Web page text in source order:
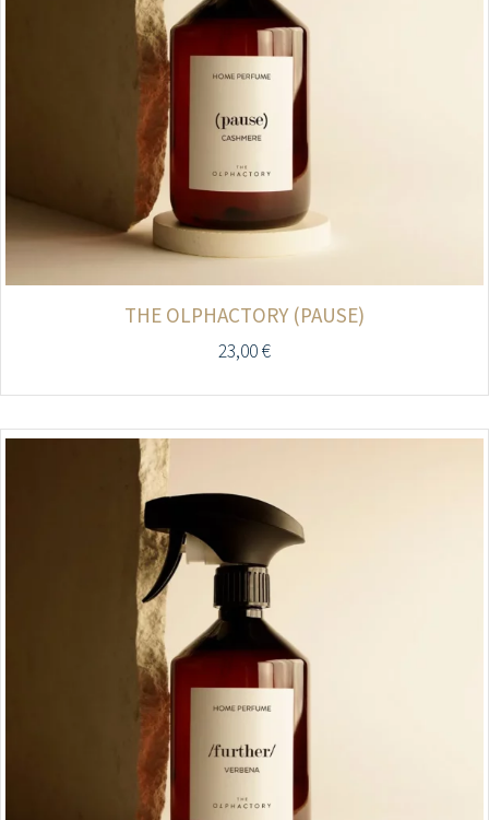
THE OLPHACTORY (PAUSE)
23,00€